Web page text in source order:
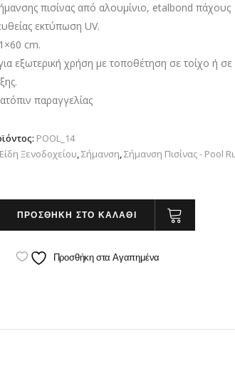
€.
τιμή
είναι:
πισίνας από αλουμίνιο, etalbond πάχους
εκτύπωση UV.
cm.
εξωτερική χρήση με τοποθέτηση σε τοίχο ή σε
παραγγελίας
POOL_14
Είδη Ξενοδοχείου,Σήμανση,Σήμανση Πισίνας - Pool
ΠΡΟΣΘΗΚΗ ΣΤΟ ΚΑΛΑΘΙ
Προσθήκη στα Αγαπημένα